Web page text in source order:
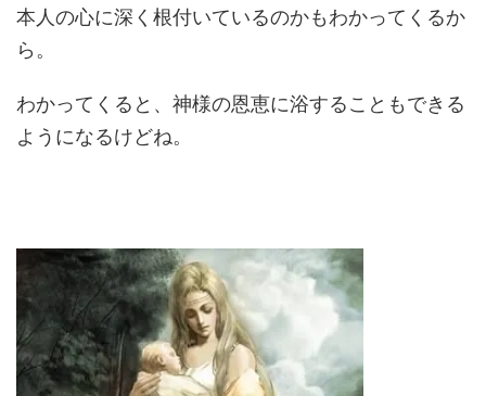
本人の心に深く根付いているのかもわかってくるか
ら。
わかってくると、神様の恩恵に浴することもできる
ようになるけどね。